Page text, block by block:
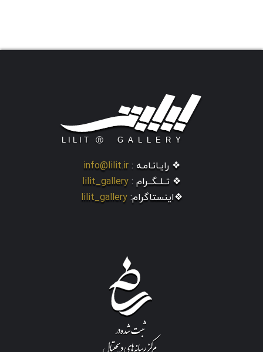
❖ رایـانـامـه : info@lilit.ir
❖ تــلــگــرام : lilit_gallery
❖اینستاگرام: lilit_gallery